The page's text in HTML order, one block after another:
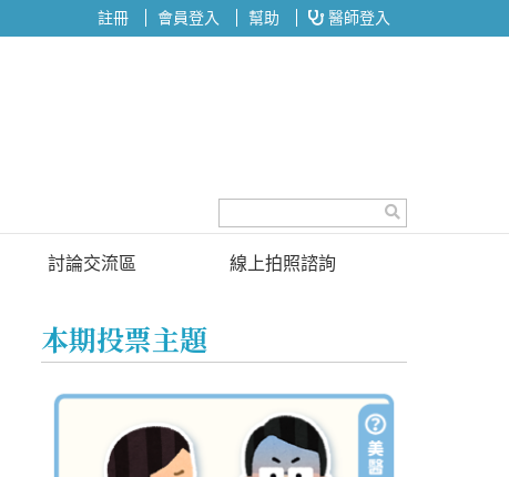
註冊 會員登入 幫助 醫師登入
討論交流區
投票區
線上拍照諮詢
本期投票主題